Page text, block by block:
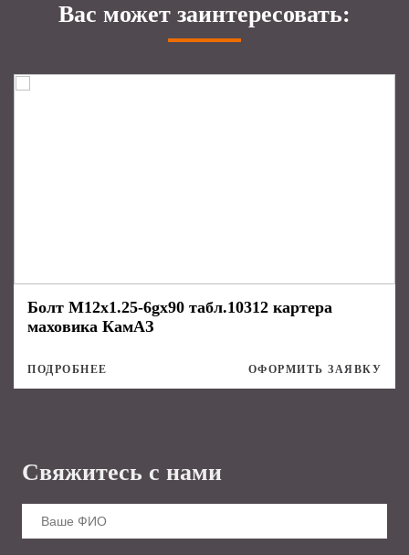
Вас может заинтересовать:
Болт М12х1.25-6gх90 табл.10312 картера
маховика КамАЗ
ПОДРОБНЕЕ ОФОРМИТЬ ЗАЯВКУ
Свяжитесь с нами